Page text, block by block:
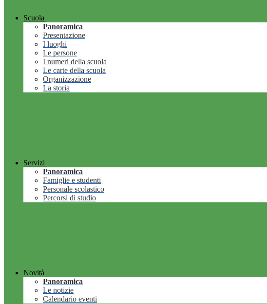
Scuola
Panoramica
Presentazione
I luoghi
Le persone
I numeri della scuola
Le carte della scuola
Organizzazione
La storia
Servizi
Panoramica
Famiglie e studenti
Personale scolastico
Percorsi di studio
Novità
Panoramica
Le notizie
Calendario eventi